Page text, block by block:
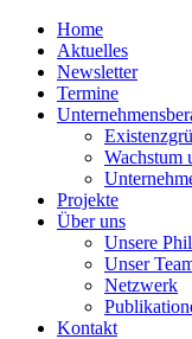
Home
Aktuelles
Newsletter
Termine
Wachstum
Projekte
Über uns
Unsere
Unser
Netzwerk
Kontakt